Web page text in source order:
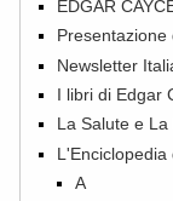
EDGAR
Presentazione
Newsletter
I libri di Edgar
La Salute e
L'Enciclopedia
A